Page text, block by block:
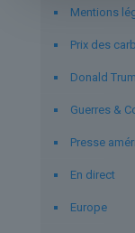
Mentions
Prix des
Donald
Guerres &
Presse
En direct
Europe